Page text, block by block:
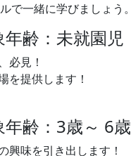
で一緒に学びましょう。
年齢：未就園児
必見！
を提供します！
年齢：3歳～ 6歳
興味を引き出します！